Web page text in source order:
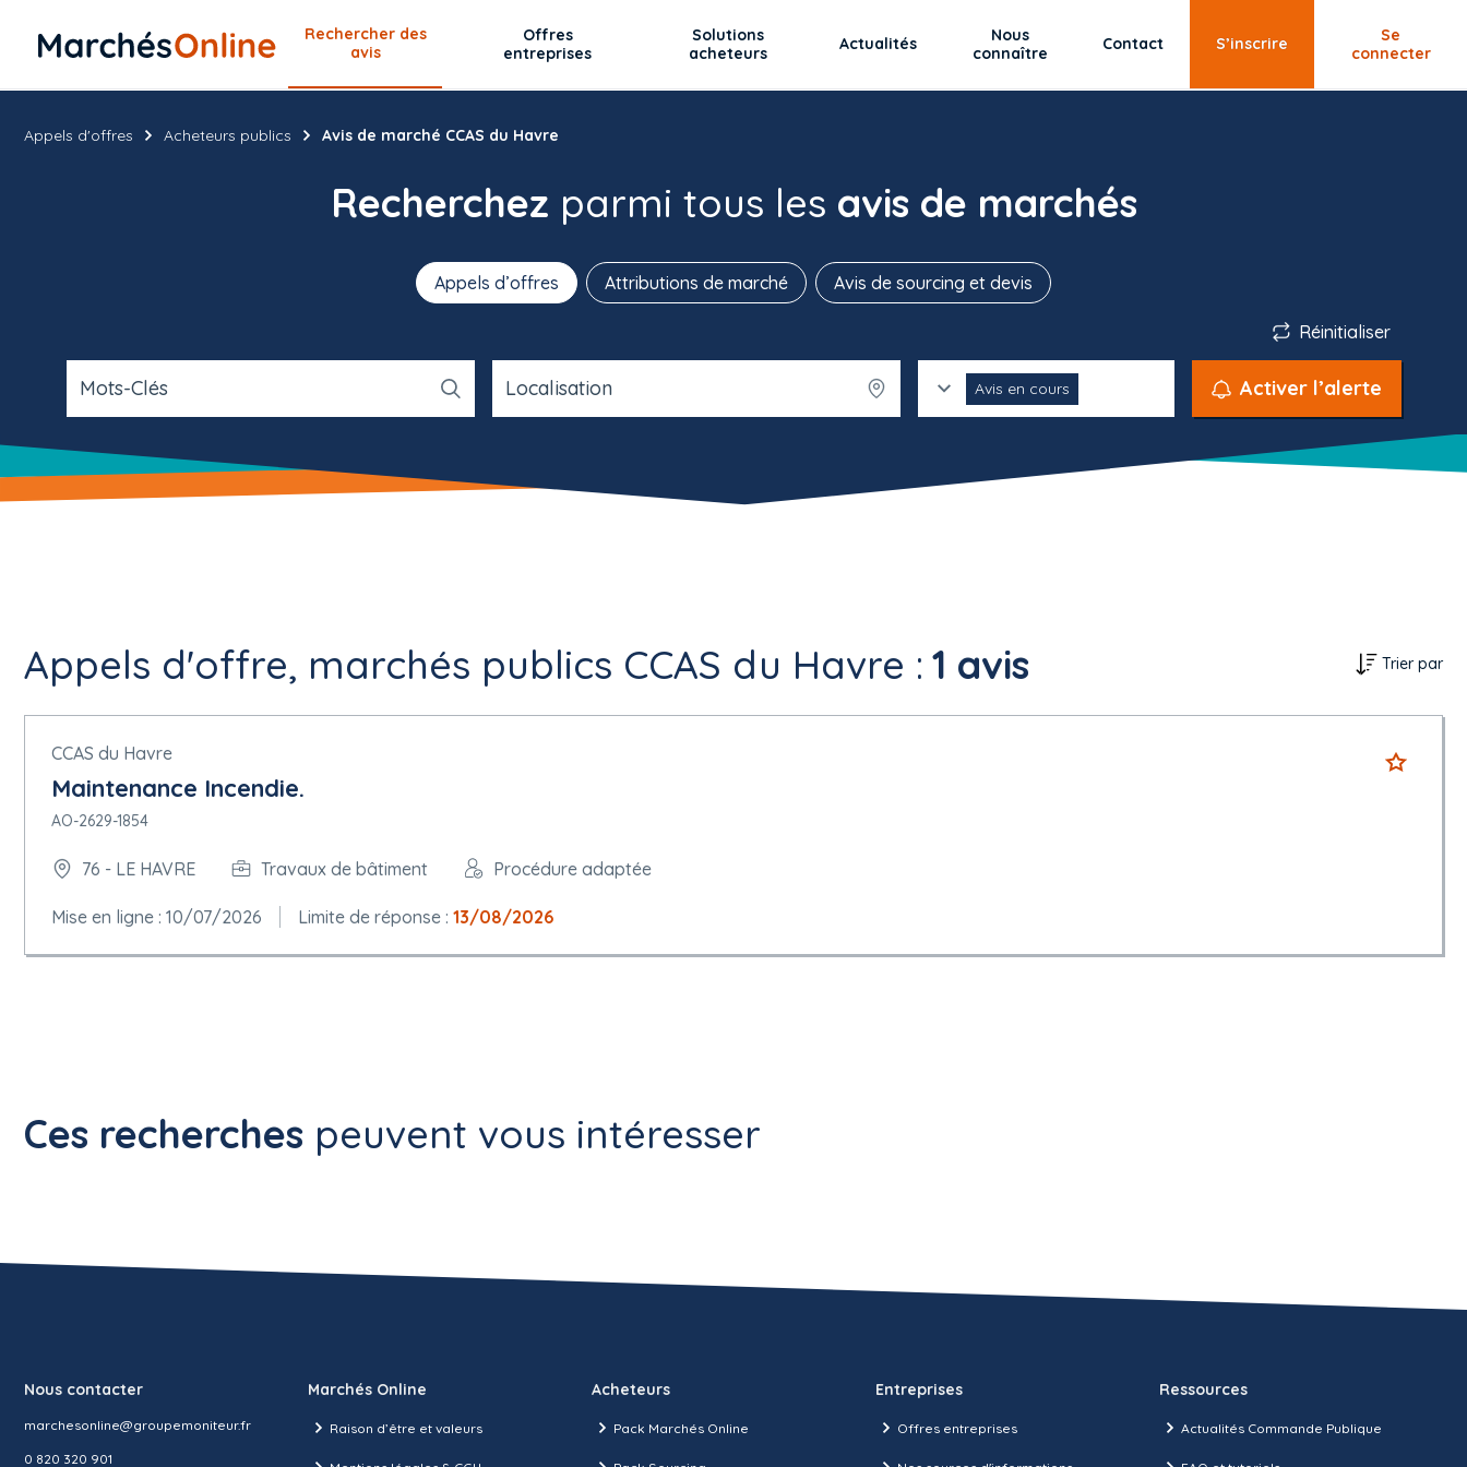
Rechercher des
avis
Offres
entreprises
Solutions
acheteurs
Actualités
Nous
connaître
Contact S’inscrire
Se
connecter
Recherchez parmi tous les avis de marchés
Appels d’offres Attributions de marché Avis de sourcing et devis
Réinitialiser
Mots-Clés Localisation Avis en cours Activer l’alerte
Appels d'offres Acheteurs publics Avis de marché CCAS du Havre
Appels d'offre, marchés publics CCAS du Havre : 1 avis Trier par
CCAS du Havre
Maintenance Incendie.
AO-2629-1854
76 - LE HAVRE Travaux de bâtiment Procédure adaptée
Mise en ligne : 10/07/2026 Limite de réponse : 13/08/2026
Ces recherches peuvent vous intéresser
Nous contacter
marchesonline@groupemoniteur.fr
0 820 320 901
Marchés Online
Raison d’être et valeurs
Acheteurs
Pack Marchés Online
Entreprises
Offres entreprises
Ressources
Actualités Commande Publique